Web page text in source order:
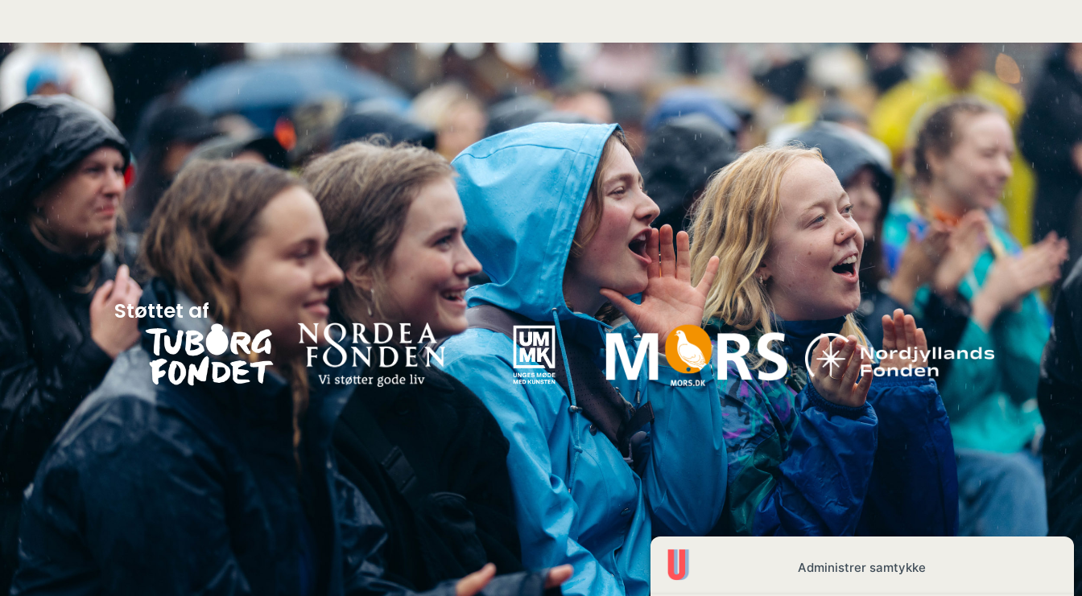
Administrer samtykke
Støttet af